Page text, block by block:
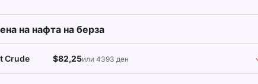
на нафта на берза
Crude $82,25или 4393 ден